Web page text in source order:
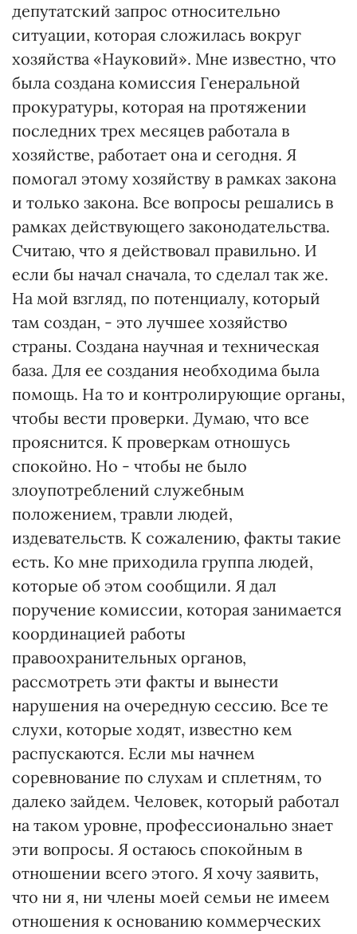
депутатский запрос относительно
ситуации, которая сложилась вокруг
хозяйства «Науковий». Мне известно, что
была создана комиссия Генеральной
прокуратуры, которая на протяжении
последних трех месяцев работала в
хозяйстве, работает она и сегодня. Я
помогал этому хозяйству в рамках закона
и только закона. Все вопросы решались в
рамках действующего законодательства.
Считаю, что я действовал правильно. И
если бы начал сначала, то сделал так же.
На мой взгляд, по потенциалу, который
там создан, - это лучшее хозяйство
страны. Создана научная и техническая
база. Для ее создания необходима была
помощь. На то и контролирующие органы,
чтобы вести проверки. Думаю, что все
прояснится. К проверкам отношусь
спокойно. Но - чтобы не было
злоупотреблений служебным
положением, травли людей,
издевательств. К сожалению, факты такие
есть. Ко мне приходила группа людей,
которые об этом сообщили. Я дал
поручение комиссии, которая занимается
координацией работы
правоохранительных органов,
рассмотреть эти факты и вынести
нарушения на очередную сессию. Все те
слухи, которые ходят, известно кем
распускаются. Если мы начнем
соревнование по слухам и сплетням, то
далеко зайдем. Человек, который работал
на таком уровне, профессионально знает
эти вопросы. Я остаюсь спокойным в
отношении всего этого. Я хочу заявить,
что ни я, ни члены моей семьи не имеем
отношения к основанию коммерческих